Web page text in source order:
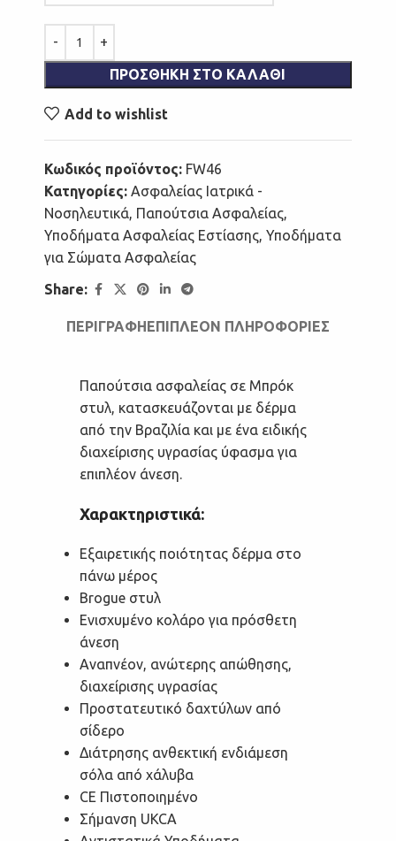
ΠΡΟΣΘΉΚΗ ΣΤΟ ΚΑΛΆΘΙ
Add to wishlist
Κωδικός προϊόντος: FW46
Κατηγορίες: Ασφαλείας Ιατρικά -
Νοσηλευτικά, Παπούτσια Ασφαλείας,
Υποδήματα Ασφαλείας Εστίασης, Υποδήματα
για Σώματα Ασφαλείας
Share:
ΠΕΡΙΓΡΑΦΉΕΠΙΠΛΈΟΝ ΠΛΗΡΟΦΟΡΊΕΣ
Παπούτσια ασφαλείας σε Μπρόκ
στυλ, κατασκευάζονται με δέρμα
από την Βραζιλία και με ένα ειδικής
διαχείρισης υγρασίας ύφασμα για
επιπλέον άνεση.
Χαρακτηριστικά:
Εξαιρετικής ποιότητας δέρμα στο
πάνω μέρος
Brogue στυλ
Ενισχυμένο κολάρο για πρόσθετη
άνεση
Αναπνέον, ανώτερης απώθησης,
διαχείρισης υγρασίας
Προστατευτικό δαχτύλων από
σίδερο
Διάτρησης ανθεκτική ενδιάμεση
σόλα από χάλυβα
CE Πιστοποιημένο
Σήμανση UKCA